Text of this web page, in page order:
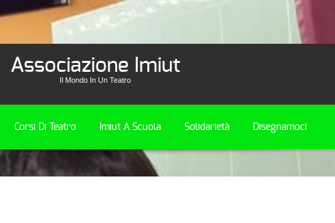
Associazione Imiut
Il Mondo In Un Teatro
Corsi Di Teatro Imiut A Scuola Solidarietà Disegnamoci